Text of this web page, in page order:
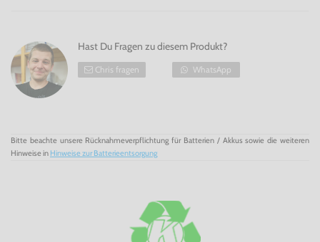
Hast Du Fragen zu diesem Produkt?
Chris fragen WhatsApp
Bitte beachte unsere Rücknahmeverpflichtung für Batterien / Akkus sowie die weiteren
Hinweise in Hinweise zur Batterieentsorgung